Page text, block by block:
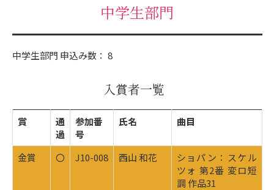
中学生部門
中学生部門 申込み数： 8
入賞者一覧
賞
通
過
参加番
号
氏名 曲目
金賞 〇 J10-008 西山 和花
ショパン：スケル
ツォ 第2番 変ロ短
調 作品31